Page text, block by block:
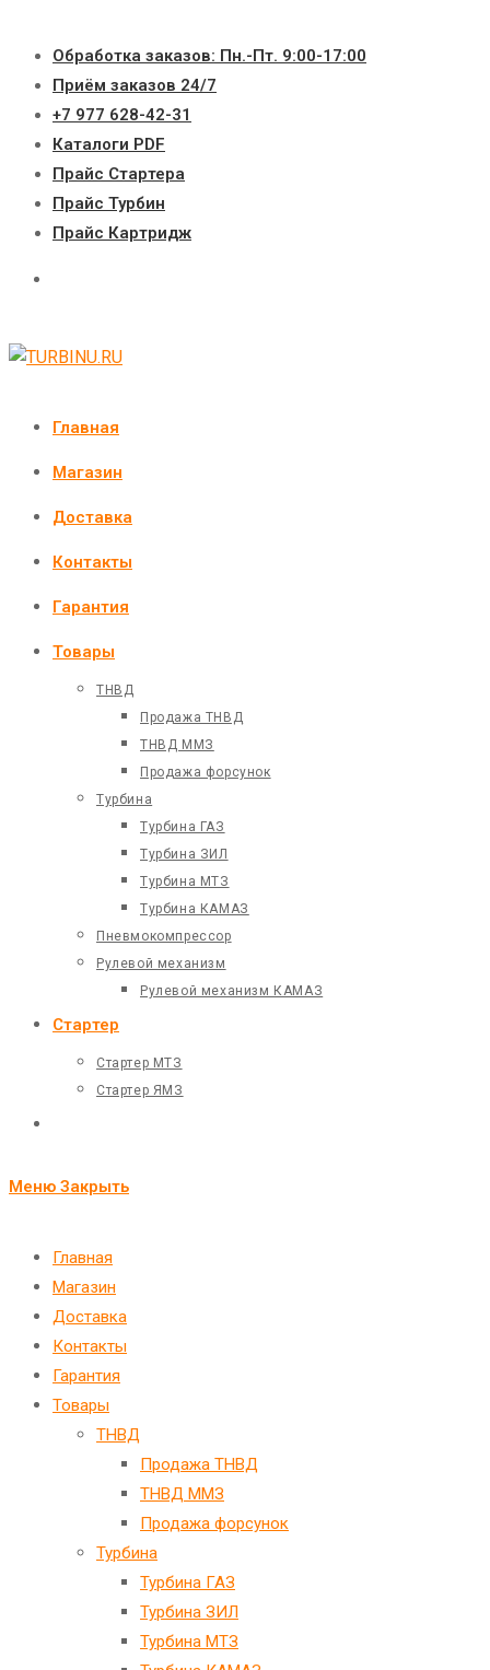
содержимому
Обработка заказов: Пн.-Пт. 9:00-17:00
Приём заказов 24/7
+7 977 628-42-31
Каталоги PDF
Прайс Стартера
Прайс Турбин
Прайс Картридж
Главная
Магазин
Доставка
Контакты
Гарантия
Товары
ТНВД
Продажа ТНВД
ТНВД ММЗ
Продажа форсунок
Турбина
Турбина ГАЗ
Турбина ЗИЛ
Турбина МТЗ
Турбина КАМАЗ
Пневмокомпрессор
Рулевой механизм
Рулевой механизм КАМАЗ
Стартер
Стартер МТЗ
Стартер ЯМЗ
веб-
Меню Закрыть
Главная
Магазин
Доставка
Контакты
Гарантия
Товары
ТНВД
Продажа ТНВД
ТНВД ММЗ
Продажа форсунок
Турбина
Турбина ГАЗ
Турбина ЗИЛ
Турбина МТЗ